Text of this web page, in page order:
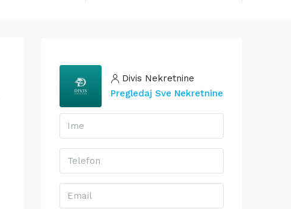
Divis Nekretnine
Pregledaj Sve Nekretnine